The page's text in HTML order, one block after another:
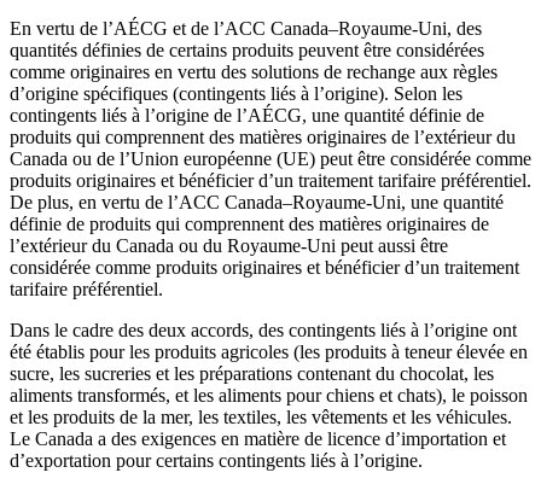
En vertu de l’AÉCG et de l’ACC Canada–Royaume-Uni, des
quantités définies de certains produits peuvent être considérées
comme originaires en vertu des solutions de rechange aux règles
d’origine spécifiques (contingents liés à l’origine). Selon les
contingents liés à l’origine de l’AÉCG, une quantité définie de
produits qui comprennent des matières originaires de l’extérieur du
Canada ou de l’Union européenne (UE) peut être considérée comme
produits originaires et bénéficier d’un traitement tarifaire préférentiel.
De plus, en vertu de l’ACC Canada–Royaume-Uni, une quantité
définie de produits qui comprennent des matières originaires de
l’extérieur du Canada ou du Royaume-Uni peut aussi être
considérée comme produits originaires et bénéficier d’un traitement
tarifaire préférentiel.
Dans le cadre des deux accords, des contingents liés à l’origine ont
été établis pour les produits agricoles (les produits à teneur élevée en
sucre, les sucreries et les préparations contenant du chocolat, les
aliments transformés, et les aliments pour chiens et chats), le poisson
et les produits de la mer, les textiles, les vêtements et les véhicules.
Le Canada a des exigences en matière de licence d’importation et
d’exportation pour certains contingents liés à l’origine.